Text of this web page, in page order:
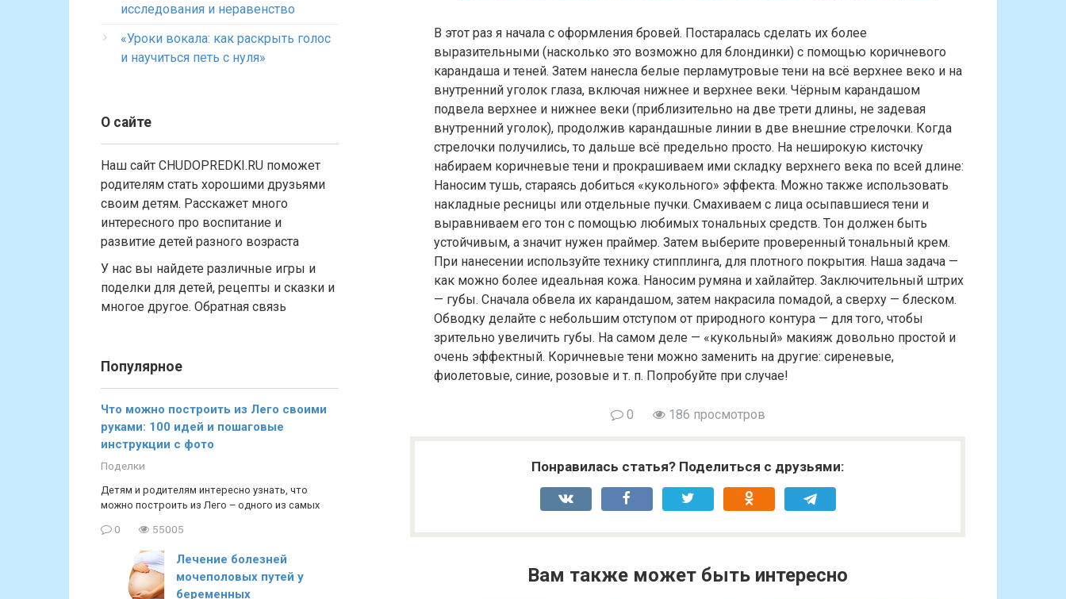
В этот раз я начала с оформления бровей. Постаралась сделать их более
выразительными (насколько это возможно для блондинки) с помощью коричневого
карандаша и теней. Затем нанесла белые перламутровые тени на всё верхнее веко и на
внутренний уголок глаза, включая нижнее и верхнее веки. Чёрным карандашом
подвела верхнее и нижнее веки (приблизительно на две трети длины, не задевая
внутренний уголок), продолжив карандашные линии в две внешние стрелочки. Когда
стрелочки получились, то дальше всё предельно просто. На неширокую кисточку
набираем коричневые тени и прокрашиваем ими складку верхнего века по всей длине:
Наносим тушь, стараясь добиться «кукольного» эффекта. Можно также использовать
накладные ресницы или отдельные пучки. Смахиваем с лица осыпавшиеся тени и
выравниваем его тон с помощью любимых тональных средств. Тон должен быть
устойчивым, а значит нужен праймер. Затем выберите проверенный тональный крем.
При нанесении используйте технику стипплинга, для плотного покрытия. Наша задача —
как можно более идеальная кожа. Наносим румяна и хайлайтер. Заключительный штрих
— губы. Сначала обвела их карандашом, затем накрасила помадой, а сверху — блеском.
Обводку делайте с небольшим отступом от природного контура — для того, чтобы
зрительно увеличить губы. На самом деле — «кукольный» макияж довольно простой и
очень эффектный. Коричневые тени можно заменить на другие: сиреневые,
фиолетовые, синие, розовые и т. п. Попробуйте при случае!
0 186 просмотров
Понравилась статья? Поделиться с друзьями:
Вам также может быть интересно
исследования и неравенство
«Уроки вокала: как раскрыть голос
и научиться петь с нуля»
О сайте
Наш сайт CHUDOPREDKI.RU поможет
родителям стать хорошими друзьями
своим детям. Расскажет много
интересного про воспитание и
развитие детей разного возраста
У нас вы найдете различные игры и
поделки для детей, рецепты и сказки и
многое другое. Обратная связь
Популярное
Что можно построить из Лего своими
руками: 100 идей и пошаговые
инструкции с фото
Поделки
Детям и родителям интересно узнать, что
можно построить из Лего – одного из самых
0 55005
Лечение болезней
мочеполовых путей у
беременных